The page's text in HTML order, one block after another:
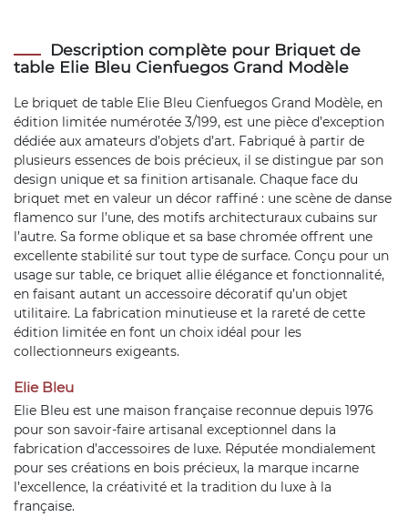
Description complète pour Briquet de
table Elie Bleu Cienfuegos Grand Modèle
Le briquet de table Elie Bleu Cienfuegos Grand Modèle, en
édition limitée numérotée 3/199, est une pièce d’exception
dédiée aux amateurs d’objets d’art. Fabriqué à partir de
plusieurs essences de bois précieux, il se distingue par son
design unique et sa finition artisanale. Chaque face du
briquet met en valeur un décor raffiné : une scène de danse
flamenco sur l’une, des motifs architecturaux cubains sur
l’autre. Sa forme oblique et sa base chromée offrent une
excellente stabilité sur tout type de surface. Conçu pour un
usage sur table, ce briquet allie élégance et fonctionnalité,
en faisant autant un accessoire décoratif qu’un objet
utilitaire. La fabrication minutieuse et la rareté de cette
édition limitée en font un choix idéal pour les
collectionneurs exigeants.
Elie Bleu
Elie Bleu est une maison française reconnue depuis 1976
pour son savoir-faire artisanal exceptionnel dans la
fabrication d’accessoires de luxe. Réputée mondialement
pour ses créations en bois précieux, la marque incarne
l’excellence, la créativité et la tradition du luxe à la
française.